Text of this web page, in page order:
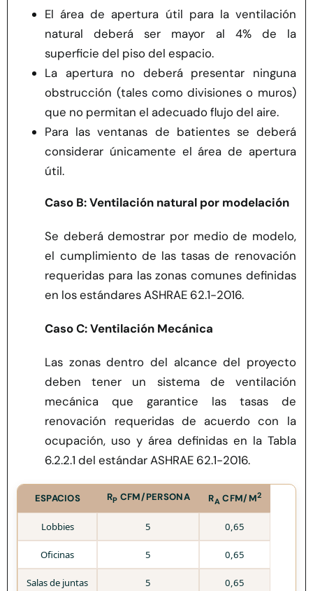
El área de apertura útil para la ventilación
natural deberá ser mayor al 4% de la
superficie del piso del espacio.
La apertura no deberá presentar ninguna
obstrucción (tales como divisiones o muros)
que no permitan el adecuado flujo del aire.
Para las ventanas de batientes se deberá
considerar únicamente el área de apertura
útil.
Caso B: Ventilación natural por modelación
Se deberá demostrar por medio de modelo,
el cumplimiento de las tasas de renovación
requeridas para las zonas comunes definidas
en los estándares ASHRAE 62.1-2016.
Caso C: Ventilación Mecánica
Las zonas dentro del alcance del proyecto
deben tener un sistema de ventilación
mecánica que garantice las tasas de
renovación requeridas de acuerdo con la
ocupación, uso y área definidas en la Tabla
6.2.2.1 del estándar ASHRAE 62.1-2016.
ESPACIOS RP CFM/PERSONA RA CFM/M2
Lobbies 5 0,65
Oficinas 5 0,65
Salas de juntas 5 0,65